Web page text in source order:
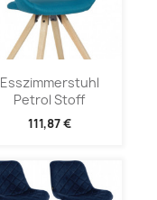
Esszimmerstuhl
Petrol Stoff
111,87 €